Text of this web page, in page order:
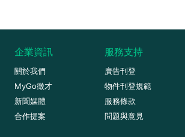
企業資訊
關於我們
MyGo徵才
新聞媒體
合作提案
服務支持
廣告刊登
物件刊登規範
服務條款
問題與意見